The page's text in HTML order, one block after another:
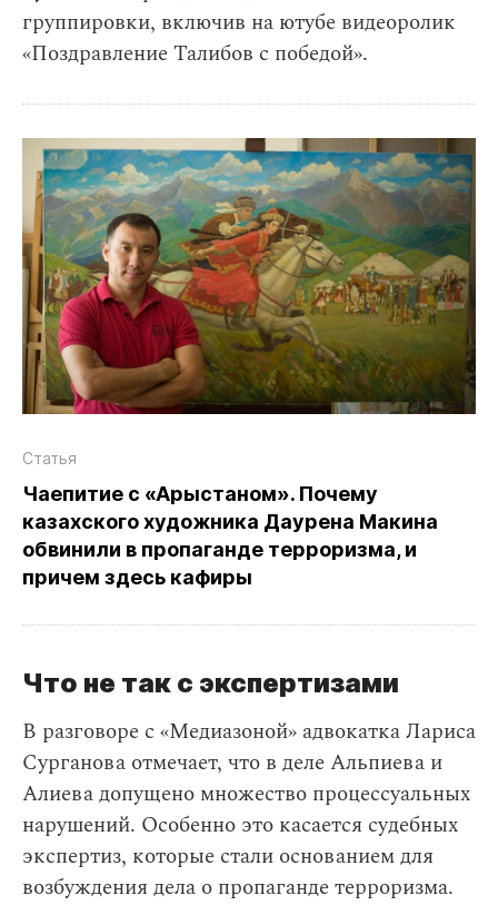
группировки, включив на ютубе видеоролик
«Поздравление Талибов с победой».
Статья
Чаепитие с «Арыстаном». Почему
казахского художника Даурена Макина
обвинили в пропаганде терроризма, и
причем здесь кафиры
Что не так с экспертизами
В разговоре с «Медиазоной» адвокатка Лариса
Сурганова отмечает, что в деле Альпиева и
Алиева допущено множество процессуальных
нарушений. Особенно это касается судебных
экспертиз, которые стали основанием для
возбуждения дела о пропаганде терроризма.